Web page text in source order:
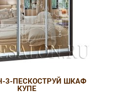
3-ПЕСКОСТРУЙ ШКАФ
КУПЕ